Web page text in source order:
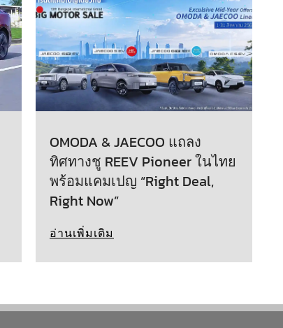
OMODA & JAECOO แถลง
ทิศทางชู REEV Pioneer ในไทย
พร้อมแคมเปญ “Right Deal,
Right Now”
อ่านเพิ่มเติม